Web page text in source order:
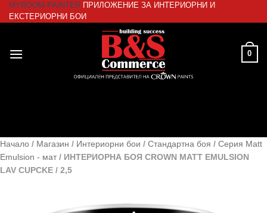
Skip
to
MYROOM-PAINTER ПРИЛОЖЕНИЕ ЗА ИНТЕРИОРНИ И
ЕКСТЕРИОРНИ БОИ
0
Начало / Магазин / Интериорни бои / Стандартна боя / Серия Matt
Emulsion - мат / ИНТЕРИОРНА БОЯ CROWN MATT EMULSION
LAV CUPCKE / 2,5